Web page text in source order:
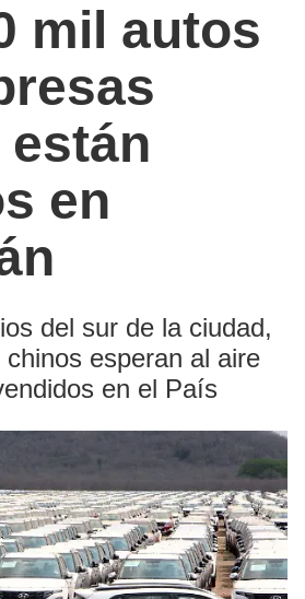
mil autos
en
del sur de la ciudad,
esperan al aire
en el País